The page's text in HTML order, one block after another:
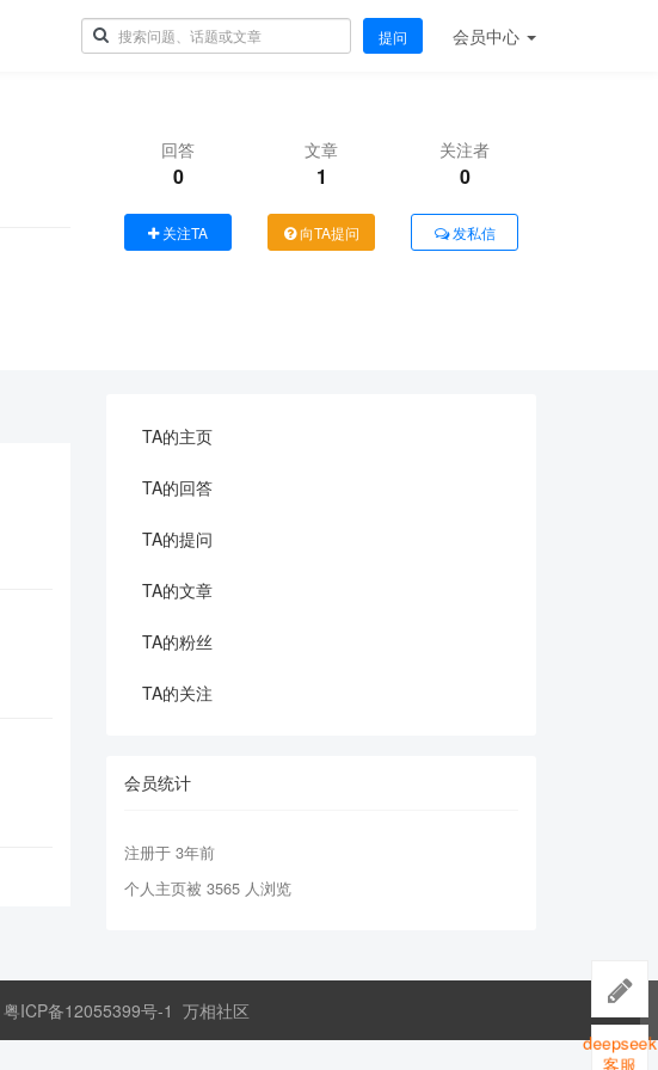
提问 会员中心
回答
0
文章
1
关注者
0
关注TA 向TA提问 发私信
TA的主页
TA的回答
TA的提问
TA的文章
TA的粉丝
TA的关注
会员统计
注册于 3年前
个人主页被 3565 人浏览
粤ICP备12055399号-1 万相社区
deepseek
客服